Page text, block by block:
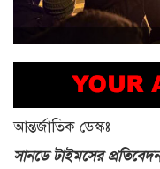
আন্তর্জাতিক ডেস্কঃ
সানডে টাইমসের প্রতিবেদন